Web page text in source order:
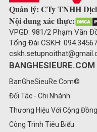
Quản lý: CTy TNHH
Nội dung xác thực:
VPGD: 981/2 Phạm Văn
Tổng Đài CSKH:
BANGHESIEURE.COM
BanGheSieuRe.Com©
Đối Tác - Chi Nhánh
Thương Hiệu Với Cộng Đồng
Công Trình Tiêu Biểu